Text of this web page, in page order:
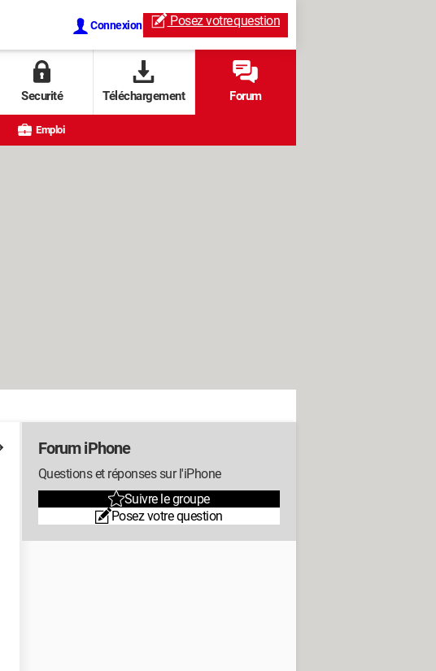
Connexion Posez votrequestion
Securité Téléchargement Forum
Emploi
Forum iPhone
Questions et réponses sur l'iPhone
Suivre le groupe
Posez votre question